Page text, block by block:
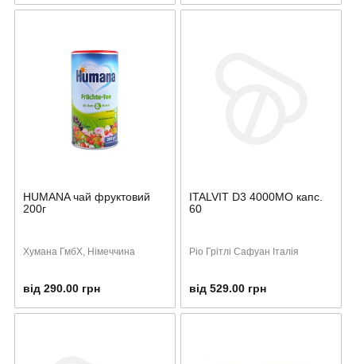
HUMANA чай фруктовий
200г
Хумана ГмбХ, Німеччина
від 290.00 грн
ITALVIT D3 4000МО капс.
60
Ріо Грітлі Сафуан Італія
від 529.00 грн